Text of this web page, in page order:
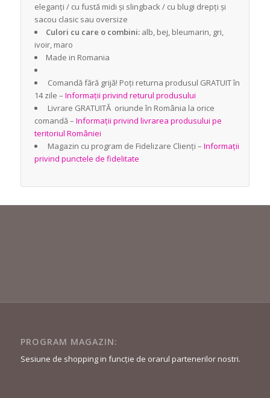
eleganți / cu fustă midi și slingback / cu blugi drepți și
sacou clasic sau oversize
Culori cu care o combini:alb, bej, bleumarin, gri,
ivoir, maro
Made in Romania
Comandă fără grijă! Poți returna produsul GRATUIT în
14 zile – Informații privind returul produsului
Livrare GRATUITĂ oriunde în România la orice
comandă – Informații privind livrarea produsului pe
teritoriul României
Magazin cu program de Fidelizare Clienți – Informații
privind punctele de fidelitate
PROGRAM MAGAZIN:
Sesiune de shopping in funcție de orarul partenerilor nostri.